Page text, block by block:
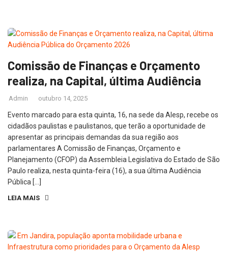
Comissão de Finanças e Orçamento
realiza, na Capital, última Audiência
Admin outubro 14, 2025
Evento marcado para esta quinta, 16, na sede da Alesp, recebe os
cidadãos paulistas e paulistanos, que terão a oportunidade de
apresentar as principais demandas da sua região aos
parlamentares A Comissão de Finanças, Orçamento e
Planejamento (CFOP) da Assembleia Legislativa do Estado de São
Paulo realiza, nesta quinta-feira (16), a sua última Audiência
Pública […]
LEIA MAIS